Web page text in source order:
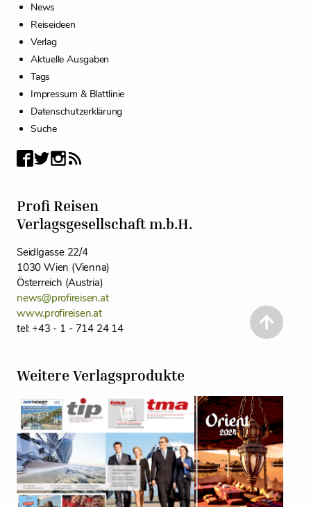
News
Reiseideen
Verlag
Aktuelle Ausgaben
Tags
Impressum & Blattlinie
Datenschutzerklärung
Suche
Profi Reisen
Verlagsgesellschaft m.b.H.
Seidlgasse 22/4
1030 Wien (Vienna)
Österreich (Austria)
news@profireisen.at
www.profireisen.at
tel: +43 - 1 - 714 24 14
Weitere Verlagsprodukte